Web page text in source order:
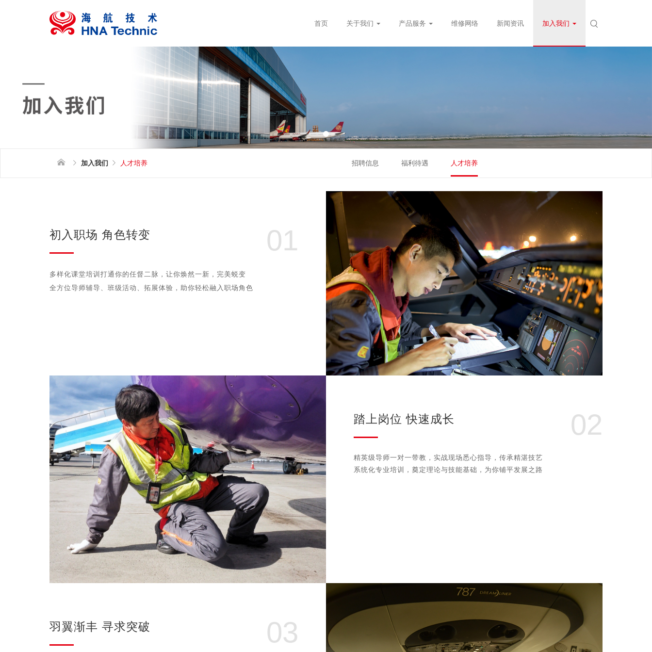
首页 关于我们 产品服务 维修网络 新闻资讯 加入我们
加入我们 人才培养 招聘信息 福利待遇 人才培养
初入职场 角色转变 01
多样化课堂培训打通你的任督二脉，让你焕然一新，完美蜕变
全方位导师辅导、班级活动、拓展体验，助你轻松融入职场角色
踏上岗位 快速成长 02
精英级导师一对一带教，实战现场悉心指导，传承精湛技艺
系统化专业培训，奠定理论与技能基础，为你铺平发展之路
羽翼渐丰 寻求突破 03